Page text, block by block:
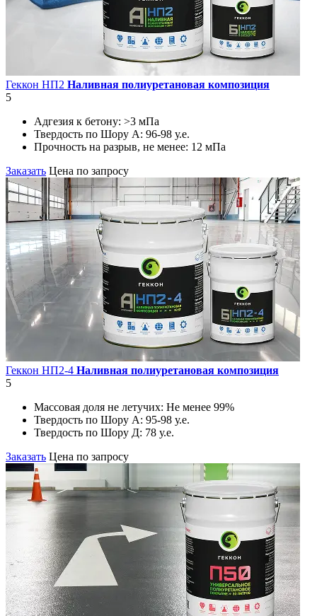
Геккон НП2 Наливная полиуретановая композиция
5
Адгезия к бетону: >3 мПа
Твердость по Шору А: 96-98 у.е.
Прочность на разрыв, не менее: 12 мПа
Заказать Цена по запросу
Геккон НП2-4 Наливная полиуретановая композиция
5
Массовая доля не летучих: Не менее 99%
Твердость по Шору А: 95-98 у.е.
Твердость по Шору Д: 78 у.е.
Заказать Цена по запросу